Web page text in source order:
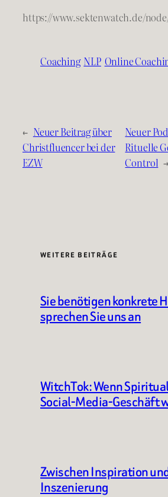
https://www.sektenwatch.de/
Coaching NLP Online
← Neuer Beitrag über
Christfluencer bei der
EZW
Neuer
Rituelle
Control →
WEITERE BEITRÄGE
Sie benötigen konkrete
sprechen Sie uns an
WitchTok: Wenn
Social-Media-Geschäft
Zwischen Inspiration
Inszenierung